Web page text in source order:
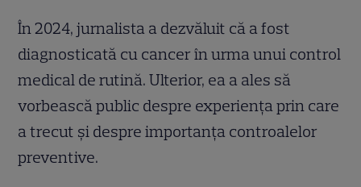
În 2024, jurnalista a dezvăluit că a fost
diagnosticată cu cancer în urma unui control
medical de rutină. Ulterior, ea a ales să
vorbească public despre experiența prin care
a trecut și despre importanța controalelor
preventive.